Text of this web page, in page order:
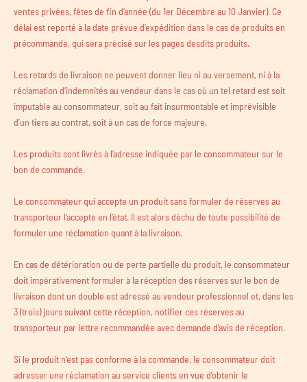
ventes privées, fêtes de fin d’année (du 1er Décembre au 10 Janvier). Ce
délai est reporté à la date prévue d’expédition dans le cas de produits en
précommande, qui sera précisé sur les pages desdits produits.
Les retards de livraison ne peuvent donner lieu ni au versement, ni à la
réclamation d’indemnités au vendeur dans le cas où un tel retard est soit
imputable au consommateur, soit au fait insurmontable et imprévisible
d’un tiers au contrat, soit à un cas de force majeure.
Les produits sont livrés à l’adresse indiquée par le consommateur sur le
bon de commande.
Le consommateur qui accepte un produit sans formuler de réserves au
transporteur l’accepte en l’état. Il est alors déchu de toute possibilité de
formuler une réclamation quant à la livraison.
En cas de détérioration ou de perte partielle du produit, le consommateur
doit impérativement formuler à la réception des réserves sur le bon de
livraison dont un double est adressé au vendeur professionnel et, dans les
3 (trois) jours suivant cette réception, notifier ces réserves au
transporteur par lettre recommandée avec demande d’avis de réception.
Si le produit n’est pas conforme à la commande, le consommateur doit
adresser une réclamation au service clients en vue d’obtenir le